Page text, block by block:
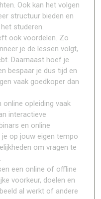
Ook kan het volgen
structuur bieden en
studeren.
ook voordelen. Zo
je de lessen volgt,
Daarnaast hoef je
bespaar je dus tijd en
vaak goedkoper dan
online opleiding vaak
interactieve
en online
op jouw eigen tempo
om vragen te
een online of offline
voorkeur, doelen en
al werkt of andere